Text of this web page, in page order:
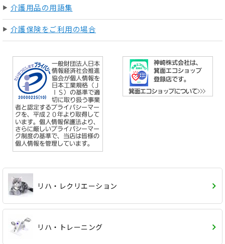
介護用品の用語集
介護保険をご利用の場合
リハ・レクリエーション
リハ・トレーニング